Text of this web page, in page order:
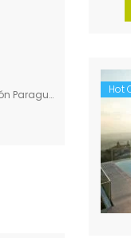
Hot
Paraguay 6511 Santa